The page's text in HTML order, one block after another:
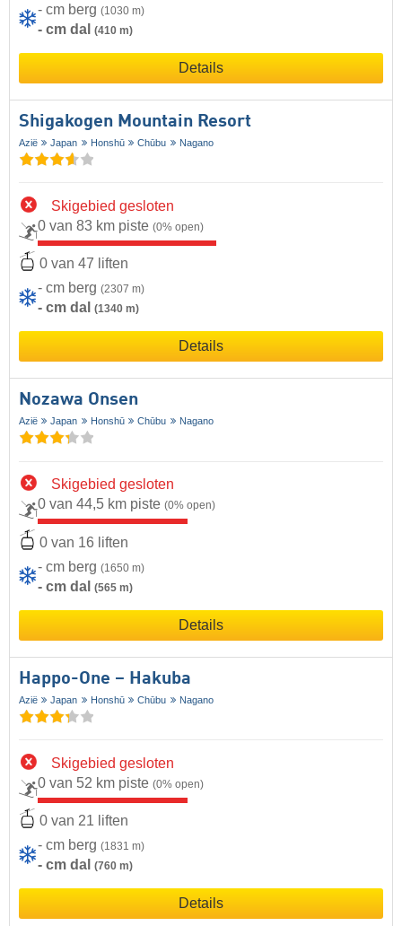
- cm berg (1030 m)
- cm dal (410 m)
Details
Shigakogen Mountain Resort
Azië Japan Honshū Chūbu Nagano
Skigebied gesloten
0 van 83 km piste (0% open)
0 van 47 liften
- cm berg (2307 m)
- cm dal (1340 m)
Details
Nozawa Onsen
Azië Japan Honshū Chūbu Nagano
Skigebied gesloten
0 van 44,5 km piste (0% open)
0 van 16 liften
- cm berg (1650 m)
- cm dal (565 m)
Details
Happo-One – Hakuba
Azië Japan Honshū Chūbu Nagano
Skigebied gesloten
0 van 52 km piste (0% open)
0 van 21 liften
- cm berg (1831 m)
- cm dal (760 m)
Details